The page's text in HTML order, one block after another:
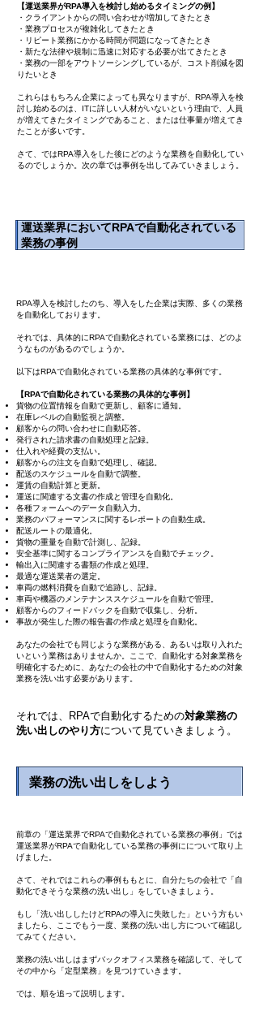
【運送業界がRPA導入を検討し始めるタイミングの例】
・クライアントからの問い合わせが増加してきたとき
・業務プロセスが複雑化してきたとき
・リピート業務にかかる時間が問題になってきたとき
・新たな法律や規制に迅速に対応する必要が出てきたとき
​・業務の一部をアウトソーシングしているが、コスト削減を図
りたいとき
これらはもちろん企業によっても異なりますが、RPA導入を検
討し始めるのは、ITに詳しい人材がいないという理由で、人員
が増えてきたタイミングであること、または仕事量が増えてき
たことが多いです。
さて、ではRPA導入をした後にどのような業務を自動化してい
るのでしょうか。次の章では事例を出してみていきましょう。
運送業界においてRPAで自動化されている
業務の事例
RPA導入を検討したのち、導入をした企業は実際、多くの業務
を自動化しております。
それでは、具体的にRPAで自動化されている業務には、どのよ
うなものがあるのでしょうか。
以下はRPAで自動化されている業務の具体的な事例です。
【RPAで自動化されている業務の具体的な事例】
貨物の位置情報を自動で更新し、顧客に通知。
在庫レベルの自動監視と調整。
顧客からの問い合わせに自動応答。
発行された請求書の自動処理と記録。
仕入れや経費の支払い。
顧客からの注文を自動で処理し、確認。
配送のスケジュールを自動で調整。
運賃の自動計算と更新。
運送に関連する文書の作成と管理を自動化。
各種フォームへのデータ自動入力。
業務のパフォーマンスに関するレポートの自動生成。
配送ルートの最適化。
貨物の重量を自動で計測し、記録。
安全基準に関するコンプライアンスを自動でチェック。
輸出入に関連する書類の作成と処理。
最適な運送業者の選定。
車両の燃料消費を自動で追跡し、記録。
車両や機器のメンテナンススケジュールを自動で管理。
顧客からのフィードバックを自動で収集し、分析。
事故が発生した際の報告書の作成と処理を自動化。
あなたの会社でも同じような業務がある、あるいは取り入れた
いという業務はありませんか。ここで、自動化する対象業務を
明確化するために、あなたの会社の中で自動化するための対象
業務を洗い出す必要があります。
それでは、RPAで自動化するための対象業務の
洗い出しのやり方について見ていきましょう。
業務の洗い出しをしよう
前章の「運送業界でRPAで自動化されている業務の事例」では
運送業界がRPAで自動化している業務の事例にについて取り上
げました。
さて、それではこれらの事例ももとに、自分たちの会社で「自
動化できそうな業務の洗い出し」をしていきましょう。
もし「洗い出ししたけどRPAの導入に失敗した」という方もい
ましたら、ここでもう一度、業務の洗い出し方について確認し
てみてください。
業務の洗い出しはまずバックオフィス業務を確認して、そして
その中から「定型業務」を見つけていきます。
では、順を追って説明します。